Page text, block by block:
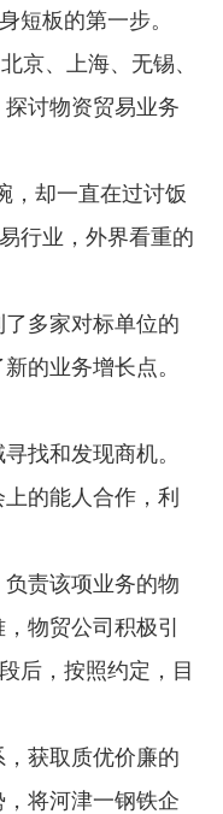
板的第一步。
、上海、无锡、
讨物资贸易业务
却一直在过讨饭
行业，外界看重的
多家对标单位的
的业务增长点。
找和发现商机。
的能人合作，利
责该项业务的物
物贸公司积极引
后，按照约定，目
获取质优价廉的
将河津一钢铁企